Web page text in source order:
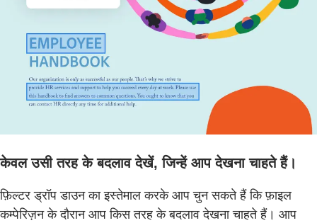
केवल उसी तरह के बदलाव देखें, जिन्हें आप देखना चाहते हैं।
फ़िल्टर ड्रॉप डाउन का इस्तेमाल करके आप चुन सकते हैं कि फ़ाइल
कम्पेरिज़न के दौरान आप किस तरह के बदलाव देखना चाहते हैं। आप